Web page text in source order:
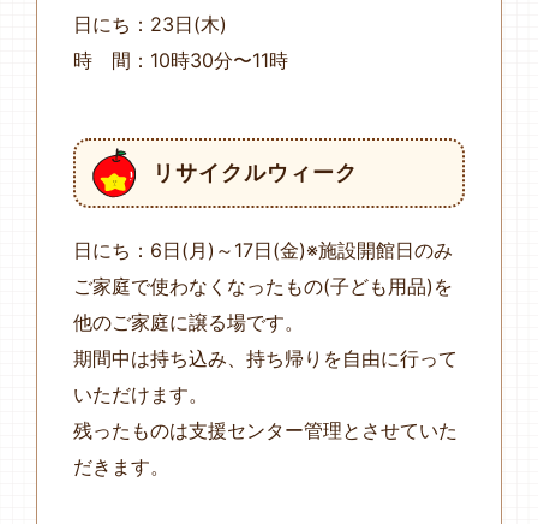
日にち：23日(木)
時 間：10時30分〜11時
リサイクルウィーク
日にち：6日(月)～17日(金)※施設開館日のみ
ご家庭で使わなくなったもの(子ども用品)を
他のご家庭に譲る場です。
期間中は持ち込み、持ち帰りを自由に行って
いただけます。
残ったものは支援センター管理とさせていた
だきます。